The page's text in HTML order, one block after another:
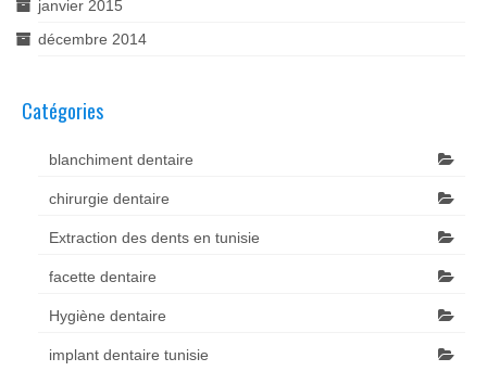
janvier 2015
décembre 2014
Catégories
blanchiment dentaire
chirurgie dentaire
Extraction des dents en tunisie
facette dentaire
Hygiène dentaire
implant dentaire tunisie